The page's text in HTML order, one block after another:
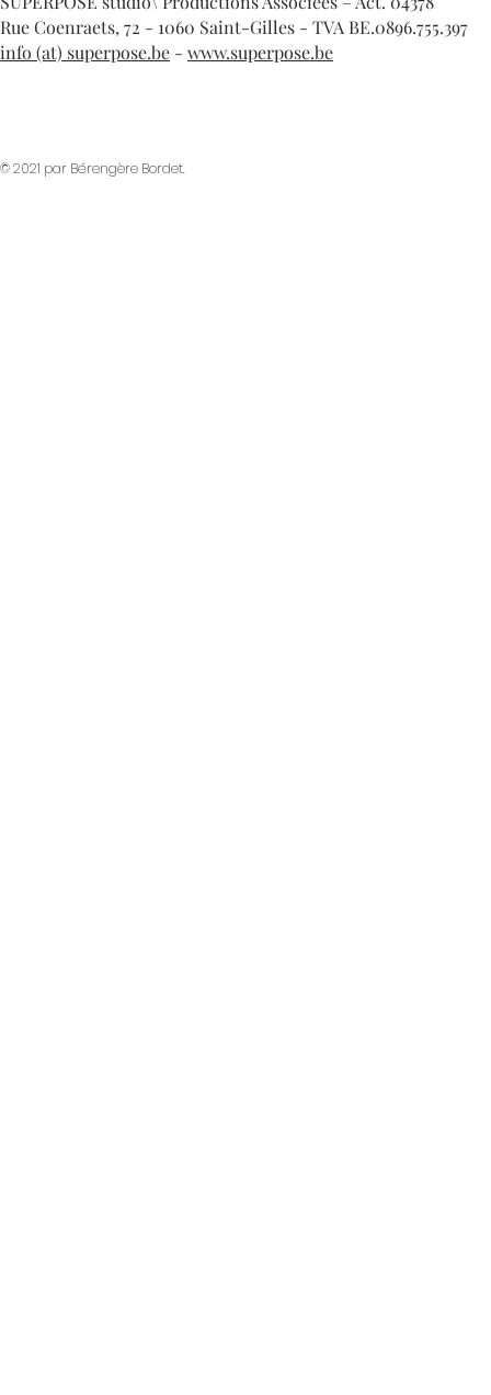
Rue Coenraets, 72 - 1060 Saint-Gilles - TVA BE.0896.755.397
info (at) superpose.be - www.superpose.be
© 2021 par Bérengère Bordet.